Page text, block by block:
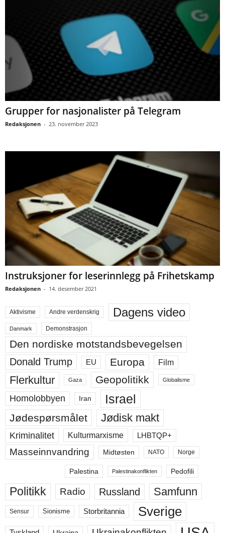
Grupper for nasjonalister på Telegram
Redaksjonen - 23. november 2023
Instruksjoner for leserinnlegg på Frihetskamp
Redaksjonen - 14. desember 2021
Aktivisme Andre verdenskrig Dagens video
Danmark Demonstrasjon
Den nordiske motstandsbevegelsen
Donald Trump EU Europa Film
Flerkultur Gaza Geopolitikk Globalisme
Homolobbyen Iran Israel
Jødespørsmålet Jødisk makt
Kriminalitet Kulturmarxisme LHBTQP+
Masseinnvandring Midtøsten NATO Norge
Palestina Palestinakonflikten Pedofili
Politikk Radio Russland Samfunn
Sensur Sionisme Storbritannia Sverige